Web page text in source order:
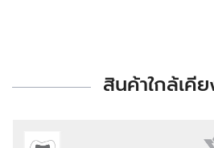
สินค้าใกล้เคี